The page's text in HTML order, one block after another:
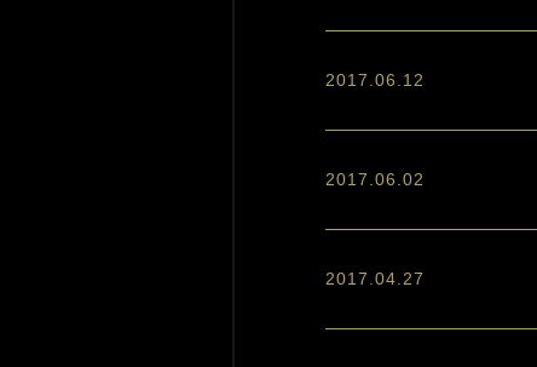
2017.06.12
2017.06.02
2017.04.27